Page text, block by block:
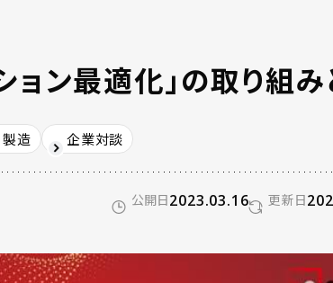
ョン最適化」の取り組
製造 企業対談
公開日2023.03.16 更新日